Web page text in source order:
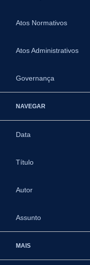
Atos Normativos
Atos Administrativos
Governança
NAVEGAR
Data
Título
Autor
Assunto
MAIS